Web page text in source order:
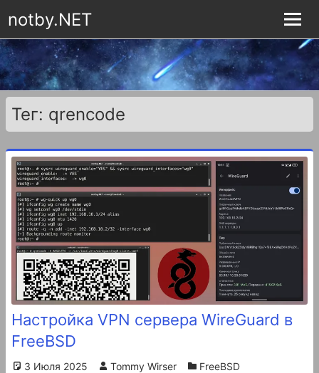
notby.NET
Тег: qrencode
Настройка VPN сервера WireGuard в
FreeBSD
3 Июля 2025 Tommy Wirser FreeBSD